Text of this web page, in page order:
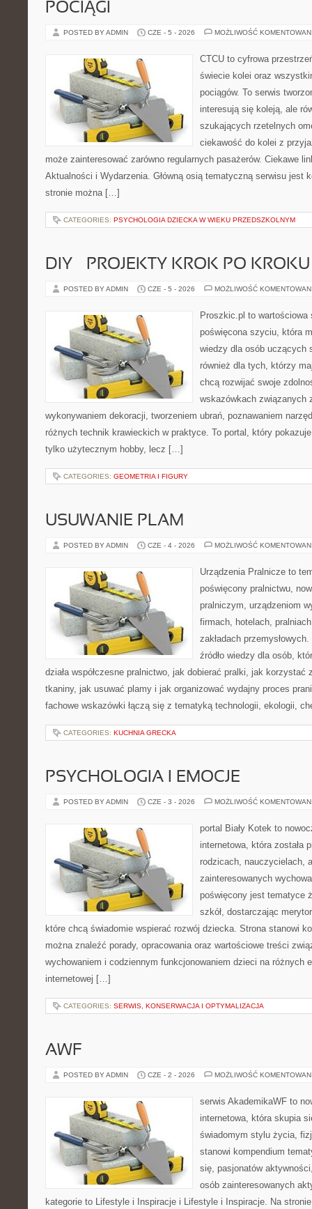
POCIĄGI
POSTED BY ADMIN CZE - 5 - 2026 MOŻLIWOŚĆ
CTCU to cyfrowa
świecie kolei oraz
pociągów. To serwis
interesują się koleją, ale
szukających rzetelnych
ciekawość do kolei z
może zainteresować zarówno regularnych pasażerów. Ciekawe
Aktualności i Wydarzenia. Główną osią tematyczną serwisu jest
stronie można […]
CATEGORIES: PSYCHOLOGIA DZIECKA W WIEKU PRZEDSZKOLNYM
DIY – PROJEKTY KROK PO KROKU
POSTED BY ADMIN CZE - 5 - 2026 MOŻLIWOŚĆ
Proszkic.pl to wartościowa
poświęcona szyciu, która
wiedzy dla osób uczących
również dla tych, którzy
chcą rozwijać swoje
wskazówkach związanych
wykonywaniem dekoracji, tworzeniem ubrań, poznawaniem
różnych technik krawieckich w praktyce. To portal, który
tylko użytecznym hobby, lecz […]
CATEGORIES: GEOMETRIA I FIGURY
USUWANIE PLAM
POSTED BY ADMIN CZE - 4 - 2026 MOŻLIWOŚĆ
Urządzenia Pralnicze to
poświęcony pralnictwu,
pralniczym, urządzeniom
firmach, hotelach,
zakładach
źródło wiedzy dla osób,
działa współczesne pralnictwo, jak dobierać pralki, jak korzystać
tkaniny, jak usuwać plamy i jak organizować wydajny proces
fachowe wskazówki łączą się z tematyką technologii, ekologii,
CATEGORIES: KUCHNIA GRECKA
PSYCHOLOGIA I EMOCJE
POSTED BY ADMIN CZE - 3 - 2026 MOŻLIWOŚĆ
portal Biały Kotek to
internetowa, która została
rodzicach, nauczycielach,
zainteresowanych
poświęcony jest tematyce
szkół, dostarczając
które chcą świadomie wspierać rozwój dziecka. Strona stanowi
można znaleźć porady, opracowania oraz wartościowe treści
wychowaniem i codziennym funkcjonowaniem dzieci na różnych
internetowej […]
CATEGORIES: SERWIS, KONSERWACJA I OPTYMALIZACJA
AWF
POSTED BY ADMIN CZE - 2 - 2026 MOŻLIWOŚĆ
serwis AkademikaWF to
internetowa, która skupia
świadomym stylu życia,
stanowi kompendium
się, pasjonatów
osób zainteresowanych
kategorie to Lifestyle i Inspiracje i Lifestyle i Inspiracje. Na